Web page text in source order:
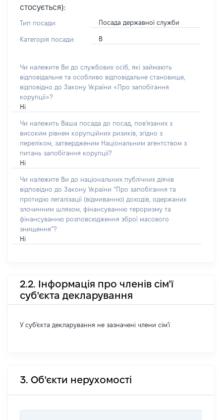
стосується):
Тип посади: Посада державної служби
Категорія посади: В
Чи належите Ви до службових осіб, які займають
відповідальне та особливо відповідальне становище,
відповідно до Закону України «Про запобігання
корупції»?
Ні
Чи належить Ваша посада до посад, пов'язаних з
високим рівнем корупційних ризиків, згідно з
переліком, затвердженим Національним агентством з
питань запобігання корупції?
Ні
Чи належите Ви до національних публічних діячів
відповідно до Закону України “Про запобігання та
протидію легалізації (відмиванню) доходів, одержаних
злочинним шляхом, фінансуванню тероризму та
фінансуванню розповсюдження зброї масового
знищення”?
Ні
2.2. Інформація про членів сім'ї
суб'єкта декларування
У суб'єкта декларування не зазначені члени сім'ї
3. Об'єкти нерухомості